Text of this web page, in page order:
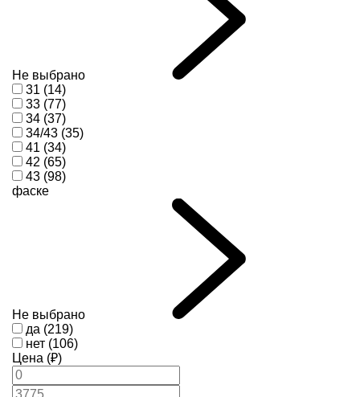
Не выбрано
31 (14)
33 (77)
34 (37)
34/43 (35)
41 (34)
42 (65)
43 (98)
фаске
Не выбрано
да (219)
нет (106)
Цена (₽)